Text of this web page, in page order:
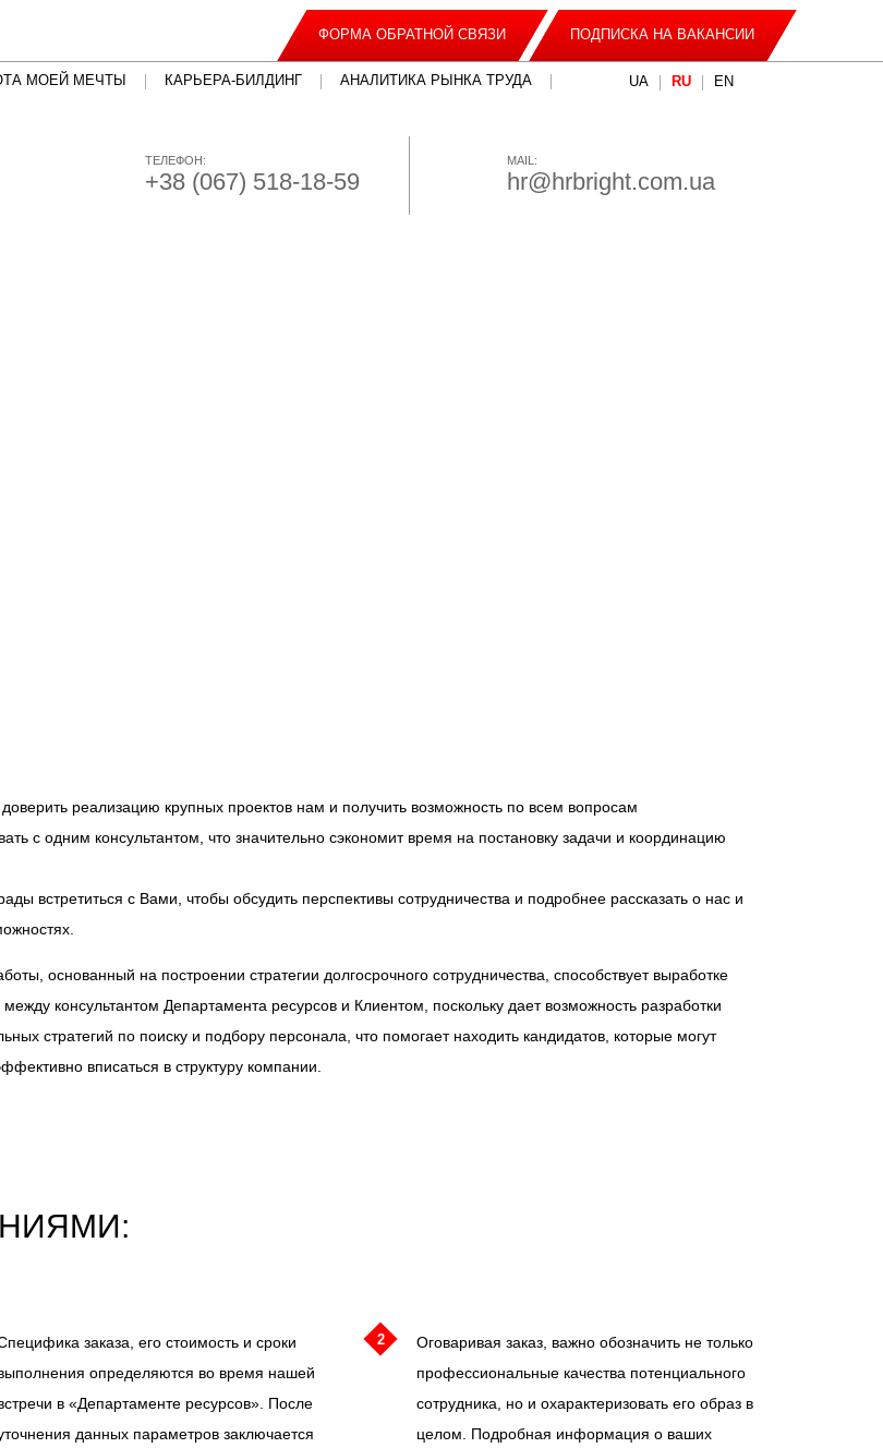
ФОРМА ОБРАТНОЙ СВЯЗИ ПОДПИСКА НА ВАКАНСИИ
МОЕЙ МЕЧТЫ КАРЬЕРА-БИЛДИНГ АНАЛИТИКА РЫНКА ТРУДА UA RU EN
MAIL:
hr@hrbright.com.ua
ТЕЛЕФОН:
+38 (067) 518-18-59
реализацию крупных проектов нам и получить возможность по всем вопросам
с одним консультантом, что значительно сэкономит время на постановку задачи и координацию
встретиться с Вами, чтобы обсудить перспективы сотрудничества и подробнее рассказать о нас и
основанный на построении стратегии долгосрочного сотрудничества, способствует выработке
консультантом Департамента ресурсов и Клиентом, поскольку дает возможность разработки
стратегий по поиску и подбору персонала, что помогает находить кандидатов, которые могут
вписаться в структуру компании.
заказа, его стоимость и сроки
определяются во время нашей
в «Департаменте ресурсов». После
данных параметров заключается
2
Оговаривая заказ, важно обозначить не только
профессиональные качества потенциального
сотрудника, но и охарактеризовать его образ в
целом. Подробная информация о ваших